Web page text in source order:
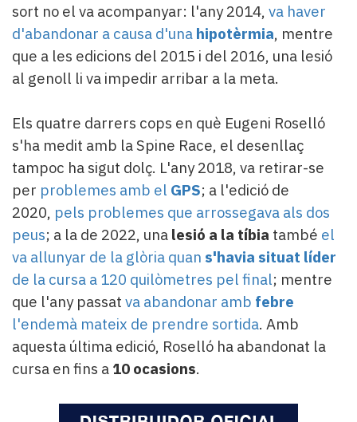
sort no el va acompanyar: l'any 2014, va haver
d'abandonar a causa d'una hipotèrmia, mentre
que a les edicions del 2015 i del 2016, una lesió
al genoll li va impedir arribar a la meta.
Els quatre darrers cops en què Eugeni Roselló
s'ha medit amb la Spine Race, el desenllaç
tampoc ha sigut dolç. L'any 2018, va retirar-se
per problemes amb el GPS; a l'edició de
2020, pels problemes que arrossegava als dos
peus; a la de 2022, una lesió a la tíbia també el
va allunyar de la glòria quan s'havia situat líder
de la cursa a 120 quilòmetres pel final; mentre
que l'any passat va abandonar amb febre
l'endemà mateix de prendre sortida. Amb
aquesta última edició, Roselló ha abandonat la
cursa en fins a 10 ocasions.